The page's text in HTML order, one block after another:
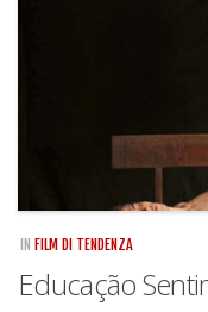
IN FILM DI TENDENZA
Educação